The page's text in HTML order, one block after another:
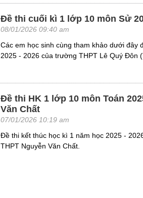
Đề thi cuối kì 1 lớp 10 môn Sử
08/01/2026 09:40 am
Các em học sinh cùng tham khảo dưới đây
2025 - 2026 của trường THPT Lê Quý Đôn
Đề thi HK 1 lớp 10 môn Toán
Văn Chất
07/01/2026 10:19 am
Đề thi kết thúc học kì 1 năm học 2025 -
THPT Nguyễn Văn Chất.